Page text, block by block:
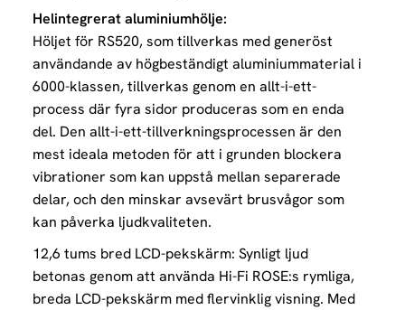
Helintegrerat aluminiumhölje:
Höljet för RS520, som tillverkas med generöst
användande av högbeständigt aluminiummaterial i
6000-klassen, tillverkas genom en allt-i-ett-
process där fyra sidor produceras som en enda
del. Den allt-i-ett-tillverkningsprocessen är den
mest ideala metoden för att i grunden blockera
vibrationer som kan uppstå mellan separerade
delar, och den minskar avsevärt brusvågor som
kan påverka ljudkvaliteten.
12,6 tums bred LCD-pekskärm: Synligt ljud
betonas genom att använda Hi-Fi ROSE:s rymliga,
breda LCD-pekskärm med flervinklig visning. Med